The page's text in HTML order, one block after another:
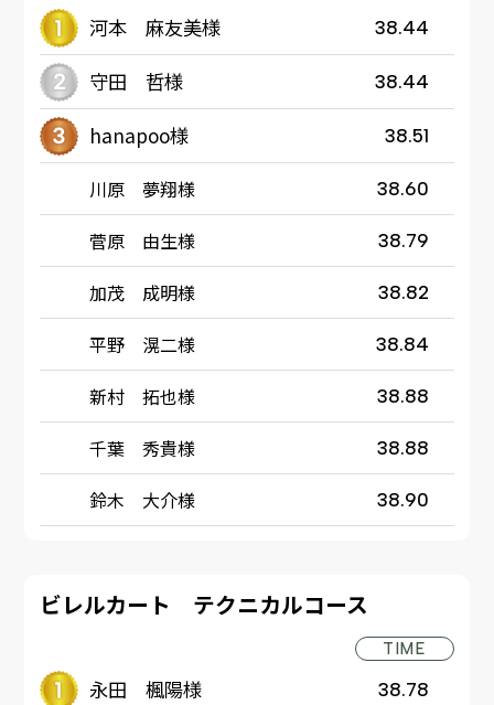
河本 麻友美様 38.44
守田 哲様 38.44
hanapoo様 38.51
川原 夢翔様 38.60
菅原 由生様 38.79
加茂 成明様 38.82
平野 滉二様 38.84
新村 拓也様 38.88
千葉 秀貴様 38.88
鈴木 大介様 38.90
ビレルカート テクニカルコース
TIME
永田 楓陽様 38.78